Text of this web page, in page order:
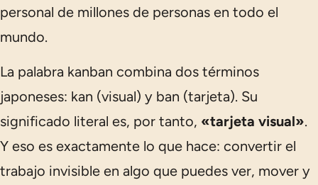
personal de millones de personas en todo el
mundo.
La palabra kanban combina dos términos
japoneses: kan (visual) y ban (tarjeta). Su
significado literal es, por tanto, «tarjeta visual».
Y eso es exactamente lo que hace: convertir el
trabajo invisible en algo que puedes ver, mover y